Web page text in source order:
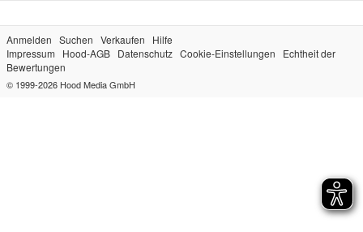
Anmelden Suchen Verkaufen
Hilfe
Impressum
Hood-AGB Datenschutz Cookie-Einstellungen
Echtheit der
Bewertungen
© 1999-2026 Hood Media GmbH